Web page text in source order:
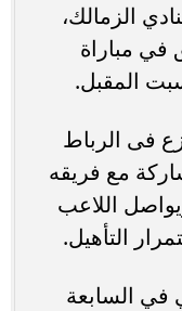
الزمالك،
في مباراة
المقبل.
فى الرباط
مع فريقه
اللاعب
التأهيل.
في السابعة